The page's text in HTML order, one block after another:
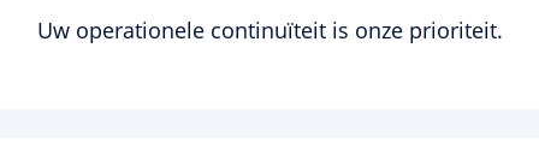
Uw operationele continuïteit is onze prioriteit.